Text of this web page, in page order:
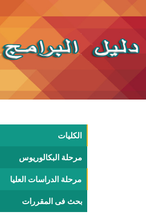
الكليات
مرحلة البكالوريوس
مرحلة الدراسات العليا
بحث فى المقررات